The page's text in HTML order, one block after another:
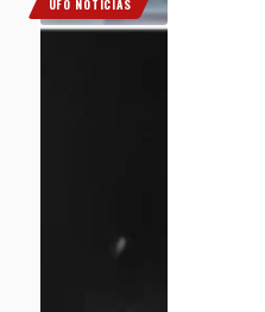
UFO NOTÍCIAS